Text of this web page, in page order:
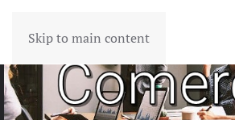
Skip to main content